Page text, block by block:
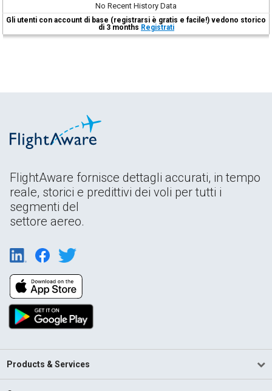
No Recent History Data
Gli utenti con account di base (registrarsi è gratis e facile!) vedono storico
di 3 months Registrati
FlightAware fornisce dettagli accurati, in tempo
reale, storici e predittivi dei voli per tutti i
segmenti del
settore aereo.
Products & Services